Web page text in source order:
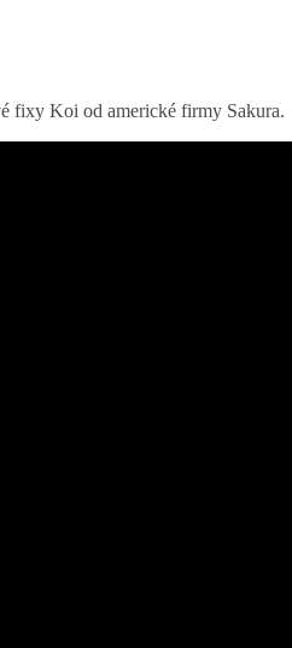
fixy Koi od americké firmy Sakura.